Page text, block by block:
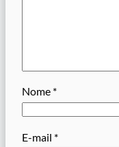
Nome *
E-mail *